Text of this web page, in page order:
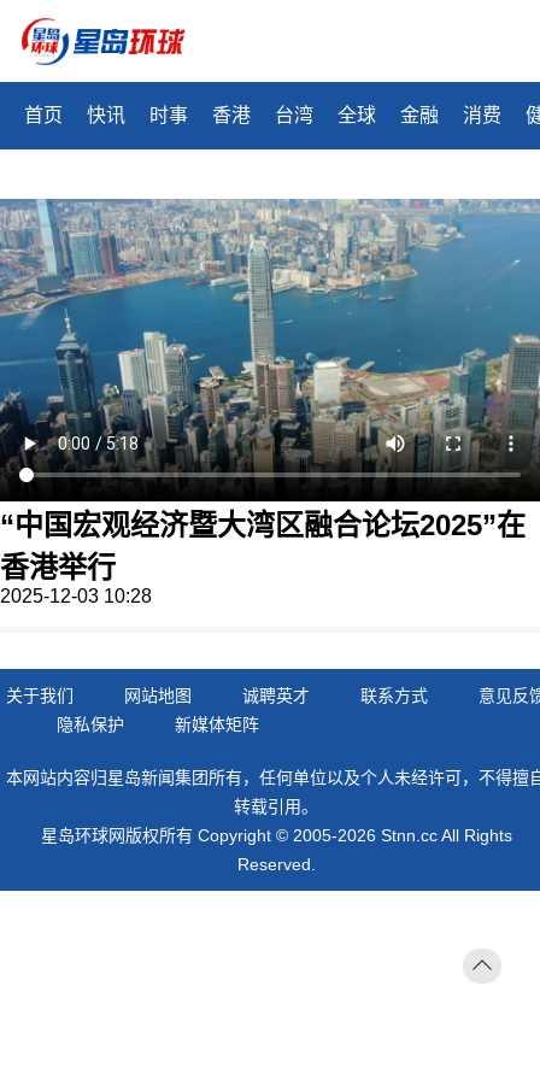
首页 快讯 时事 香港 台湾 全球 金融 消费
“中国宏观经济暨大湾区融合论坛2025”在
香港举行
2025-12-03 10:28
关于我们 网站地图 诚聘英才 联系方式
意见反
隐私保护
新媒体矩阵
本网站内容归星岛新闻集团所有，任何单位以及个人未经许可，不得擅
转载引用。
星岛环球网版权所有 Copyright © 2005-2026 Stnn.cc All Rights
Reserved.